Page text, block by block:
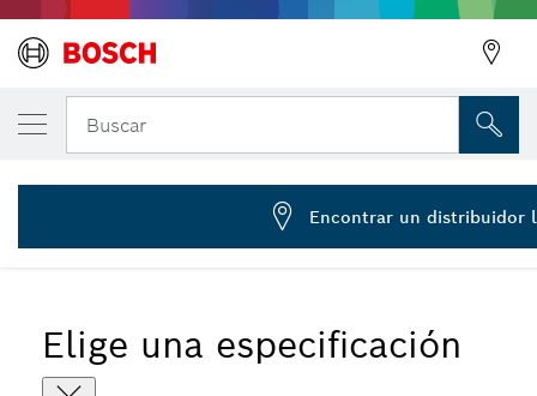
Buscar
... Llaves de tuerca Extra Hard para tornillos hexagonales
Elige una especificación
Llaves para tuerca
3 608 550 504
Encontrar un distribuidor